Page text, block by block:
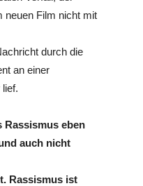
neuen Film nicht mit
durch die
an einer
Rassismus eben
auch nicht
Rassismus ist